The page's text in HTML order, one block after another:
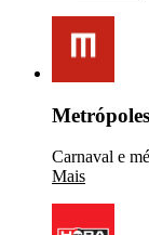
Metrópoles
Carnaval e
Mais